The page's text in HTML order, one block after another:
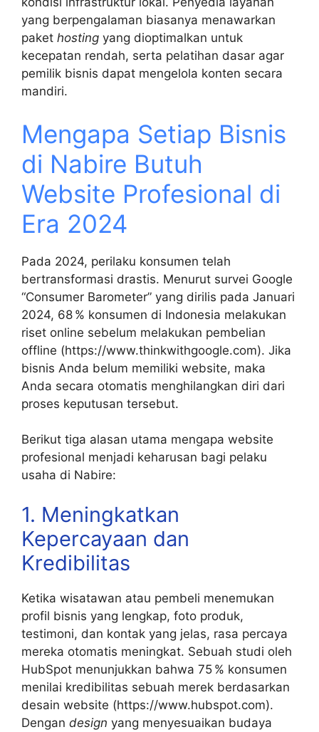
yang berpengalaman biasanya menawarkan
paket hosting yang dioptimalkan untuk
kecepatan rendah, serta pelatihan dasar agar
pemilik bisnis dapat mengelola konten secara
mandiri.
Mengapa Setiap Bisnis
di Nabire Butuh
Website Profesional di
Era 2024
Pada 2024, perilaku konsumen telah
bertransformasi drastis. Menurut survei Google
“Consumer Barometer” yang dirilis pada Januari
2024, 68 % konsumen di Indonesia melakukan
riset online sebelum melakukan pembelian
offline (https://www.thinkwithgoogle.com). Jika
bisnis Anda belum memiliki website, maka
Anda secara otomatis menghilangkan diri dari
proses keputusan tersebut.
Berikut tiga alasan utama mengapa website
profesional menjadi keharusan bagi pelaku
usaha di Nabire:
1. Meningkatkan
Kepercayaan dan
Kredibilitas
Ketika wisatawan atau pembeli menemukan
profil bisnis yang lengkap, foto produk,
testimoni, dan kontak yang jelas, rasa percaya
mereka otomatis meningkat. Sebuah studi oleh
HubSpot menunjukkan bahwa 75 % konsumen
menilai kredibilitas sebuah merek berdasarkan
desain website (https://www.hubspot.com).
Dengan design yang menyesuaikan budaya